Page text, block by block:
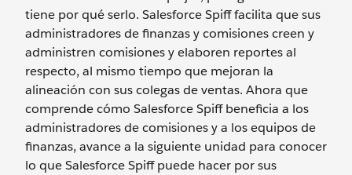
tiene por qué serlo. Salesforce Spiff facilita que sus
administradores de finanzas y comisiones creen y
administren comisiones y elaboren reportes al
respecto, al mismo tiempo que mejoran la
alineación con sus colegas de ventas. Ahora que
comprende cómo Salesforce Spiff beneficia a los
administradores de comisiones y a los equipos de
finanzas, avance a la siguiente unidad para conocer
lo que Salesforce Spiff puede hacer por sus